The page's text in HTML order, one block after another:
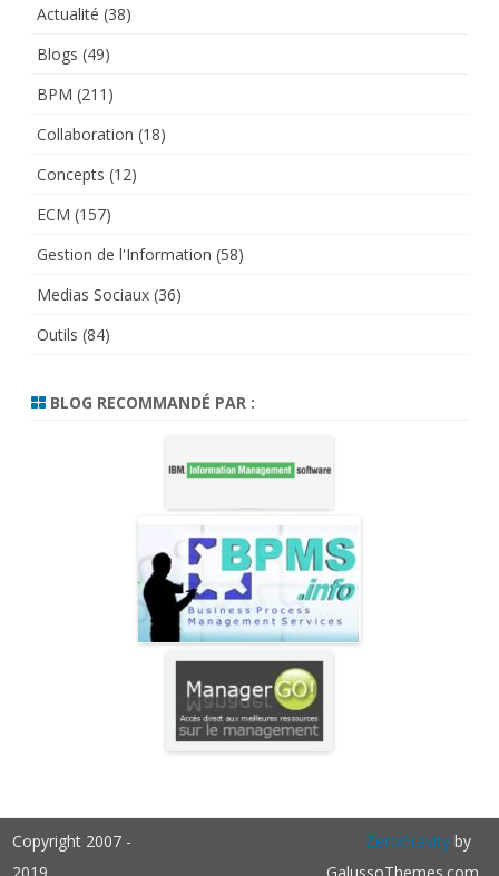
Actualité (38)
Blogs (49)
BPM (211)
Collaboration (18)
Concepts (12)
ECM (157)
Gestion de l'Information (58)
Medias Sociaux (36)
Outils (84)
BLOG RECOMMANDÉ PAR :
Copyright 2007 -
ZeroGravityby